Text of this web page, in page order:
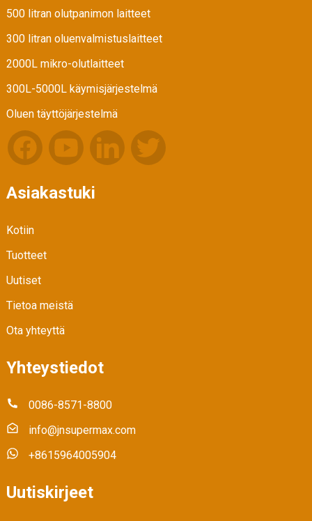
500 litran olutpanimon laitteet
300 litran oluenvalmistuslaitteet
2000L mikro-olutlaitteet
300L-5000L käymisjärjestelmä
Oluen täyttöjärjestelmä
Asiakastuki
Kotiin
Tuotteet
Uutiset
Tietoa meistä
Ota yhteyttä
Yhteystiedot
0086-8571-8800
info@jnsupermax.com
+8615964005904
Uutiskirjeet